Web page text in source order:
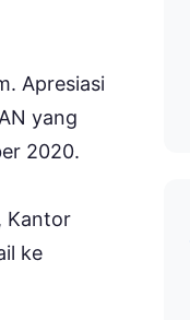
Apresiasi
yang
2020.
Kantor
ke